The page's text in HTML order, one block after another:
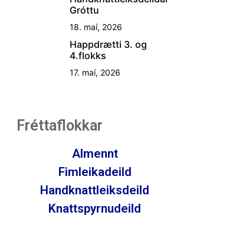
Gróttu
18. maí, 2026
Happdrætti 3. og
4.flokks
17. maí, 2026
Fréttaflokkar
Almennt
Fimleikadeild
Handknattleiksdeild
Knattspyrnudeild